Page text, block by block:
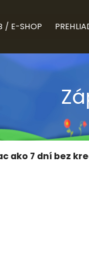
/ E-SHOP
ako 7 dní bez